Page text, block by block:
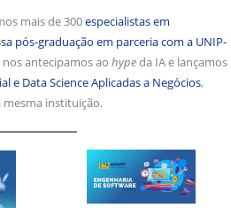
mais de 300especialistas em
pós-graduação em parceria com a UNIP-
nos antecipamos ao hypeda IA e lançamos
e Data Science Aplicadas a Negócios,
instituição.